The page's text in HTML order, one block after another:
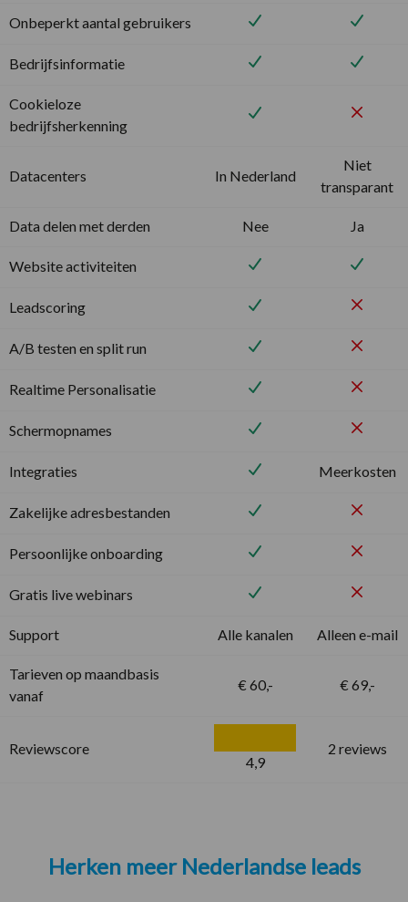
Onbeperkt aantal gebruikers
Bedrijfsinformatie
Cookieloze
bedrijfsherkenning
Datacenters In Nederland
Niet
transparant
Data delen met derden Nee Ja
Website activiteiten
Leadscoring
A/B testen en split run
Realtime Personalisatie
Schermopnames
Integraties Meerkosten
Zakelijke adresbestanden
Persoonlijke onboarding
Gratis live webinars
Support Alle kanalen Alleen e-mail
Tarieven op maandbasis
vanaf
€ 60,- € 69,-
Reviewscore
4,9
2 reviews
Herken meer Nederlandse leads